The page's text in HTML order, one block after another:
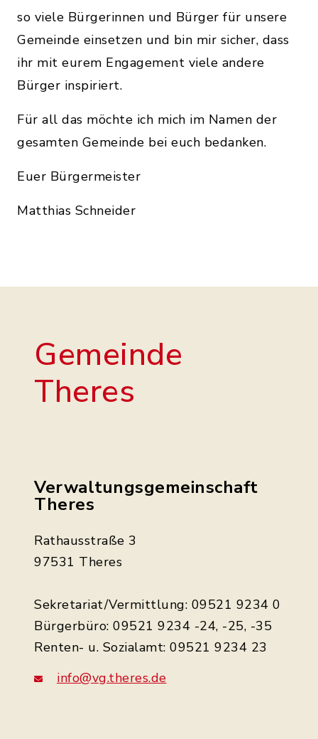
so viele Bürgerinnen und Bürger für unsere
Gemeinde einsetzen und bin mir sicher, dass
ihr mit eurem Engagement viele andere
Bürger inspiriert.
Für all das möchte ich mich im Namen der
gesamten Gemeinde bei euch bedanken.
Euer Bürgermeister
Matthias Schneider
Gemeinde
Theres
Verwaltungsgemeinschaft
Theres
Rathausstraße 3
97531 Theres
Sekretariat/Vermittlung: 09521 9234 0
Bürgerbüro: 09521 9234 -24, -25, -35
Renten- u. Sozialamt: 09521 9234 23
info@vg.theres.de